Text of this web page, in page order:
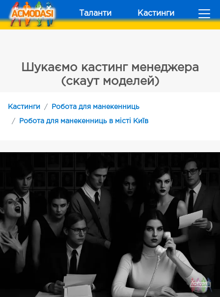
Таланти Кастинги
Шукаємо кастинг менеджера
(скаут моделей)
Кастинги Робота для манекенниць
Робота для манекенниць в місті Київ